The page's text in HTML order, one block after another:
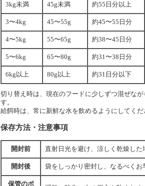
3kg未満 45g未満 約55日分以上
3〜4kg 45〜55g 約45〜55日分
4〜5kg 55〜65g 約38〜45日分
5〜6kg 65〜80g 約31〜38日分
6kg以上 80g以上 約31日分以下
切り替え時は、現在のフードに少しずつ混ぜな
す。
給餌時は、常に新鮮な水を飲めるようにしてくだ
保存方法・注意事項
開封前 直射日光を避け、涼しく乾燥した
開封後 袋をしっかり密封し、なるべくお
保管のポ